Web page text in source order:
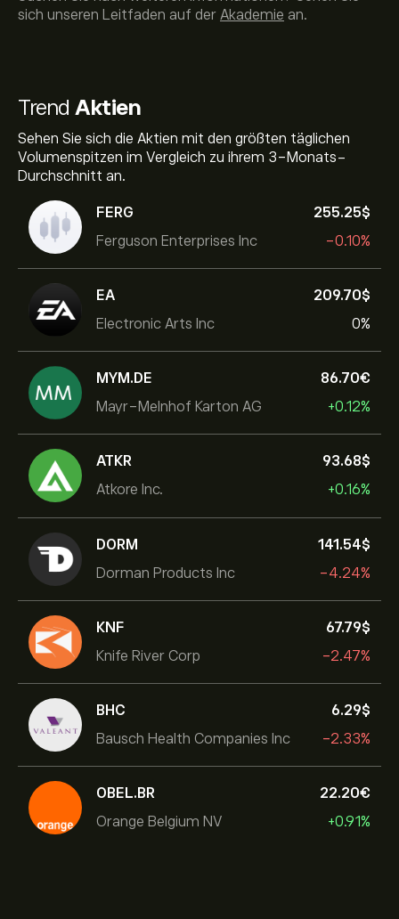
Trend Aktien
Sehen Sie sich die Aktien mit den größten täglichen
Volumenspitzen im Vergleich zu ihrem 3-Monats-
Durchschnitt an.
FERG
Ferguson Enterprises Inc
255.25‎$‎
-0.10%
EA
Electronic Arts Inc
209.70‎$‎
0%
MYM.DE
Mayr-Melnhof Karton AG
86.70‎€‎
+0.12%
ATKR
Atkore Inc.
93.68‎$‎
+0.16%
DORM
Dorman Products Inc
141.54‎$‎
-4.24%
KNF
Knife River Corp
67.79‎$‎
-2.47%
BHC
Bausch Health Companies Inc
6.29‎$‎
-2.33%
OBEL.BR
Orange Belgium NV
22.20‎€‎
+0.91%
sich unseren Leitfaden auf der Akademie an.